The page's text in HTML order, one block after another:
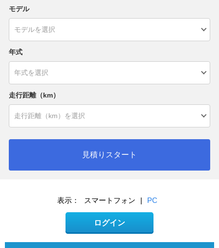
モデル
年式
走行距離（km）
見積りスタート
表示： スマートフォン | PC
ログイン